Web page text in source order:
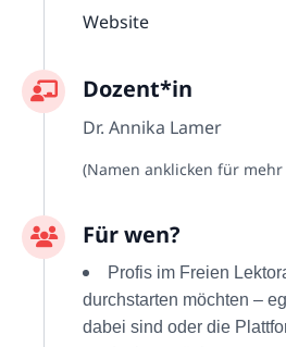
Website
Dozent*in
Dr. Annika Lamer
(Namen anklicken für
Für wen?
Profis im Freien
durchstarten möchten –
dabei sind oder die